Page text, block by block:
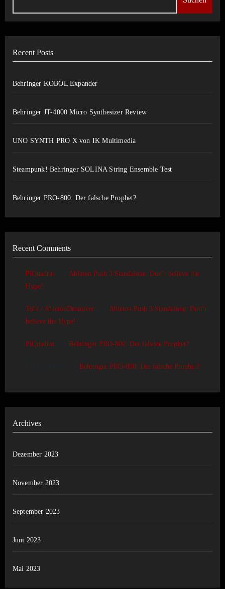
Recent Posts
Behringer KOBOL Expander
Behringer JT-4000 Micro Synthesizer Review
UNO SYNTH PRO X von IK Multimedia
Steampunk! Behringer SOLINA String Ensemble Test
Behringer PRO-800: Der falsche Prophet?
Recent Comments
PiQuadratzu
Ableton Push 3 Standalone: Don’t believe the
Hype!
Tobi / AbletonDrummerzu
Ableton Push 3 Standalone: Don’t
believe the Hype!
PiQuadratzu Behringer PRO-800: Der falsche Prophet?
Behringer PRO-800: Der falsche Prophet?
Archives
Dezember 2023
November 2023
September 2023
Juni 2023
Mai 2023